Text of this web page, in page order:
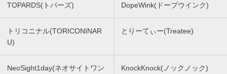
TOPARDS(トパーズ) DopeWink(ドープウインク)
トリコニナル(TORICONINAR
U)
とりーてぃー(Treatee)
NeoSight1day(ネオサイトワン
KnockKnock(ノックノック)